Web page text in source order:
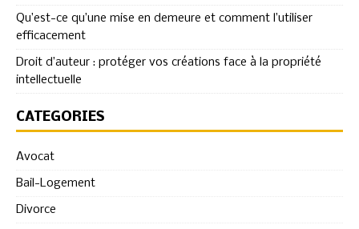
Qu’est-ce qu’une mise en demeure et comment l’utiliser
efficacement
Droit d’auteur : protéger vos créations face à la propriété
intellectuelle
CATÉGORIES
Avocat
Bail-Logement
Divorce